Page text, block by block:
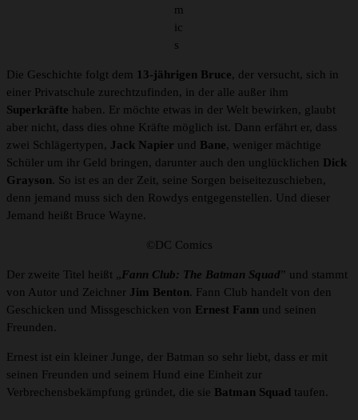
m
ic
s
Die Geschichte folgt dem 13-jährigen Bruce, der versucht, sich in
einer Privatschule zurechtzufinden, in der alle außer ihm
Superkräfte haben. Er möchte etwas in der Welt bewirken, glaubt
aber nicht, dass dies ohne Kräfte möglich ist. Dann erfährt er, dass
zwei Schlägertypen, Jack Napier und Bane, weniger mächtige
Schüler um ihr Geld bringen, darunter auch den unglücklichen Dick
Grayson. So ist es an der Zeit, seine Sorgen beiseitezuschieben,
denn jemand muss sich den Rowdys entgegenstellen. Und dieser
Jemand heißt Bruce Wayne.
©DC Comics
Der zweite Titel heißt „ Fann Club: The Batman Squad” und stammt
von Autor und Zeichner Jim Benton. Fann Club handelt von den
Geschicken und Missgeschicken von Ernest Fann und seinen
Freunden.
Ernest ist ein kleiner Junge, der Batman so sehr liebt, dass er mit
seinen Freunden und seinem Hund eine Einheit zur
Verbrechensbekämpfung gründet, die sie Batman Squad taufen.